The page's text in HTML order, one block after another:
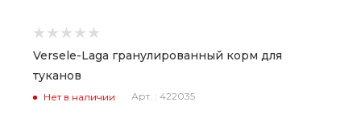
Versele-Laga гранулированный корм для
туканов
Нет в наличии Арт. : 422035